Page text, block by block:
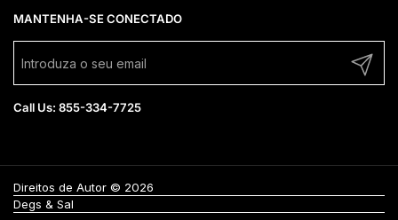
MANTENHA-SE CONECTADO
Enviar
Call Us: 855-334-7725
Direitos de Autor © 2026
Degs & Sal